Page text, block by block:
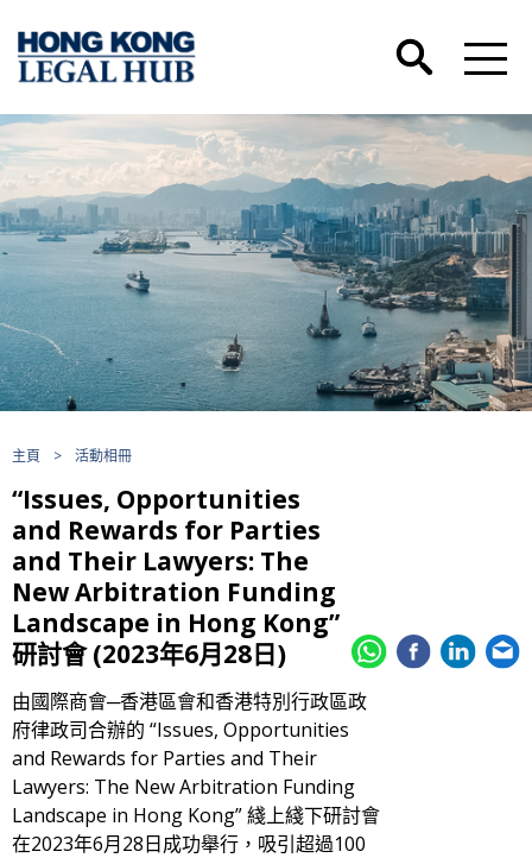
主頁 > 活動相冊
“Issues, Opportunities
and Rewards for Parties
and Their Lawyers: The
New Arbitration Funding
Landscape in Hong Kong”
研討會 (2023年6月28日)
由國際商會─香港區會和香港特別行政區政
府律政司合辦的 “Issues, Opportunities
and Rewards for Parties and Their
Lawyers: The New Arbitration Funding
Landscape in Hong Kong” 綫上綫下研討會
在2023年6月28日成功舉行，吸引超過100